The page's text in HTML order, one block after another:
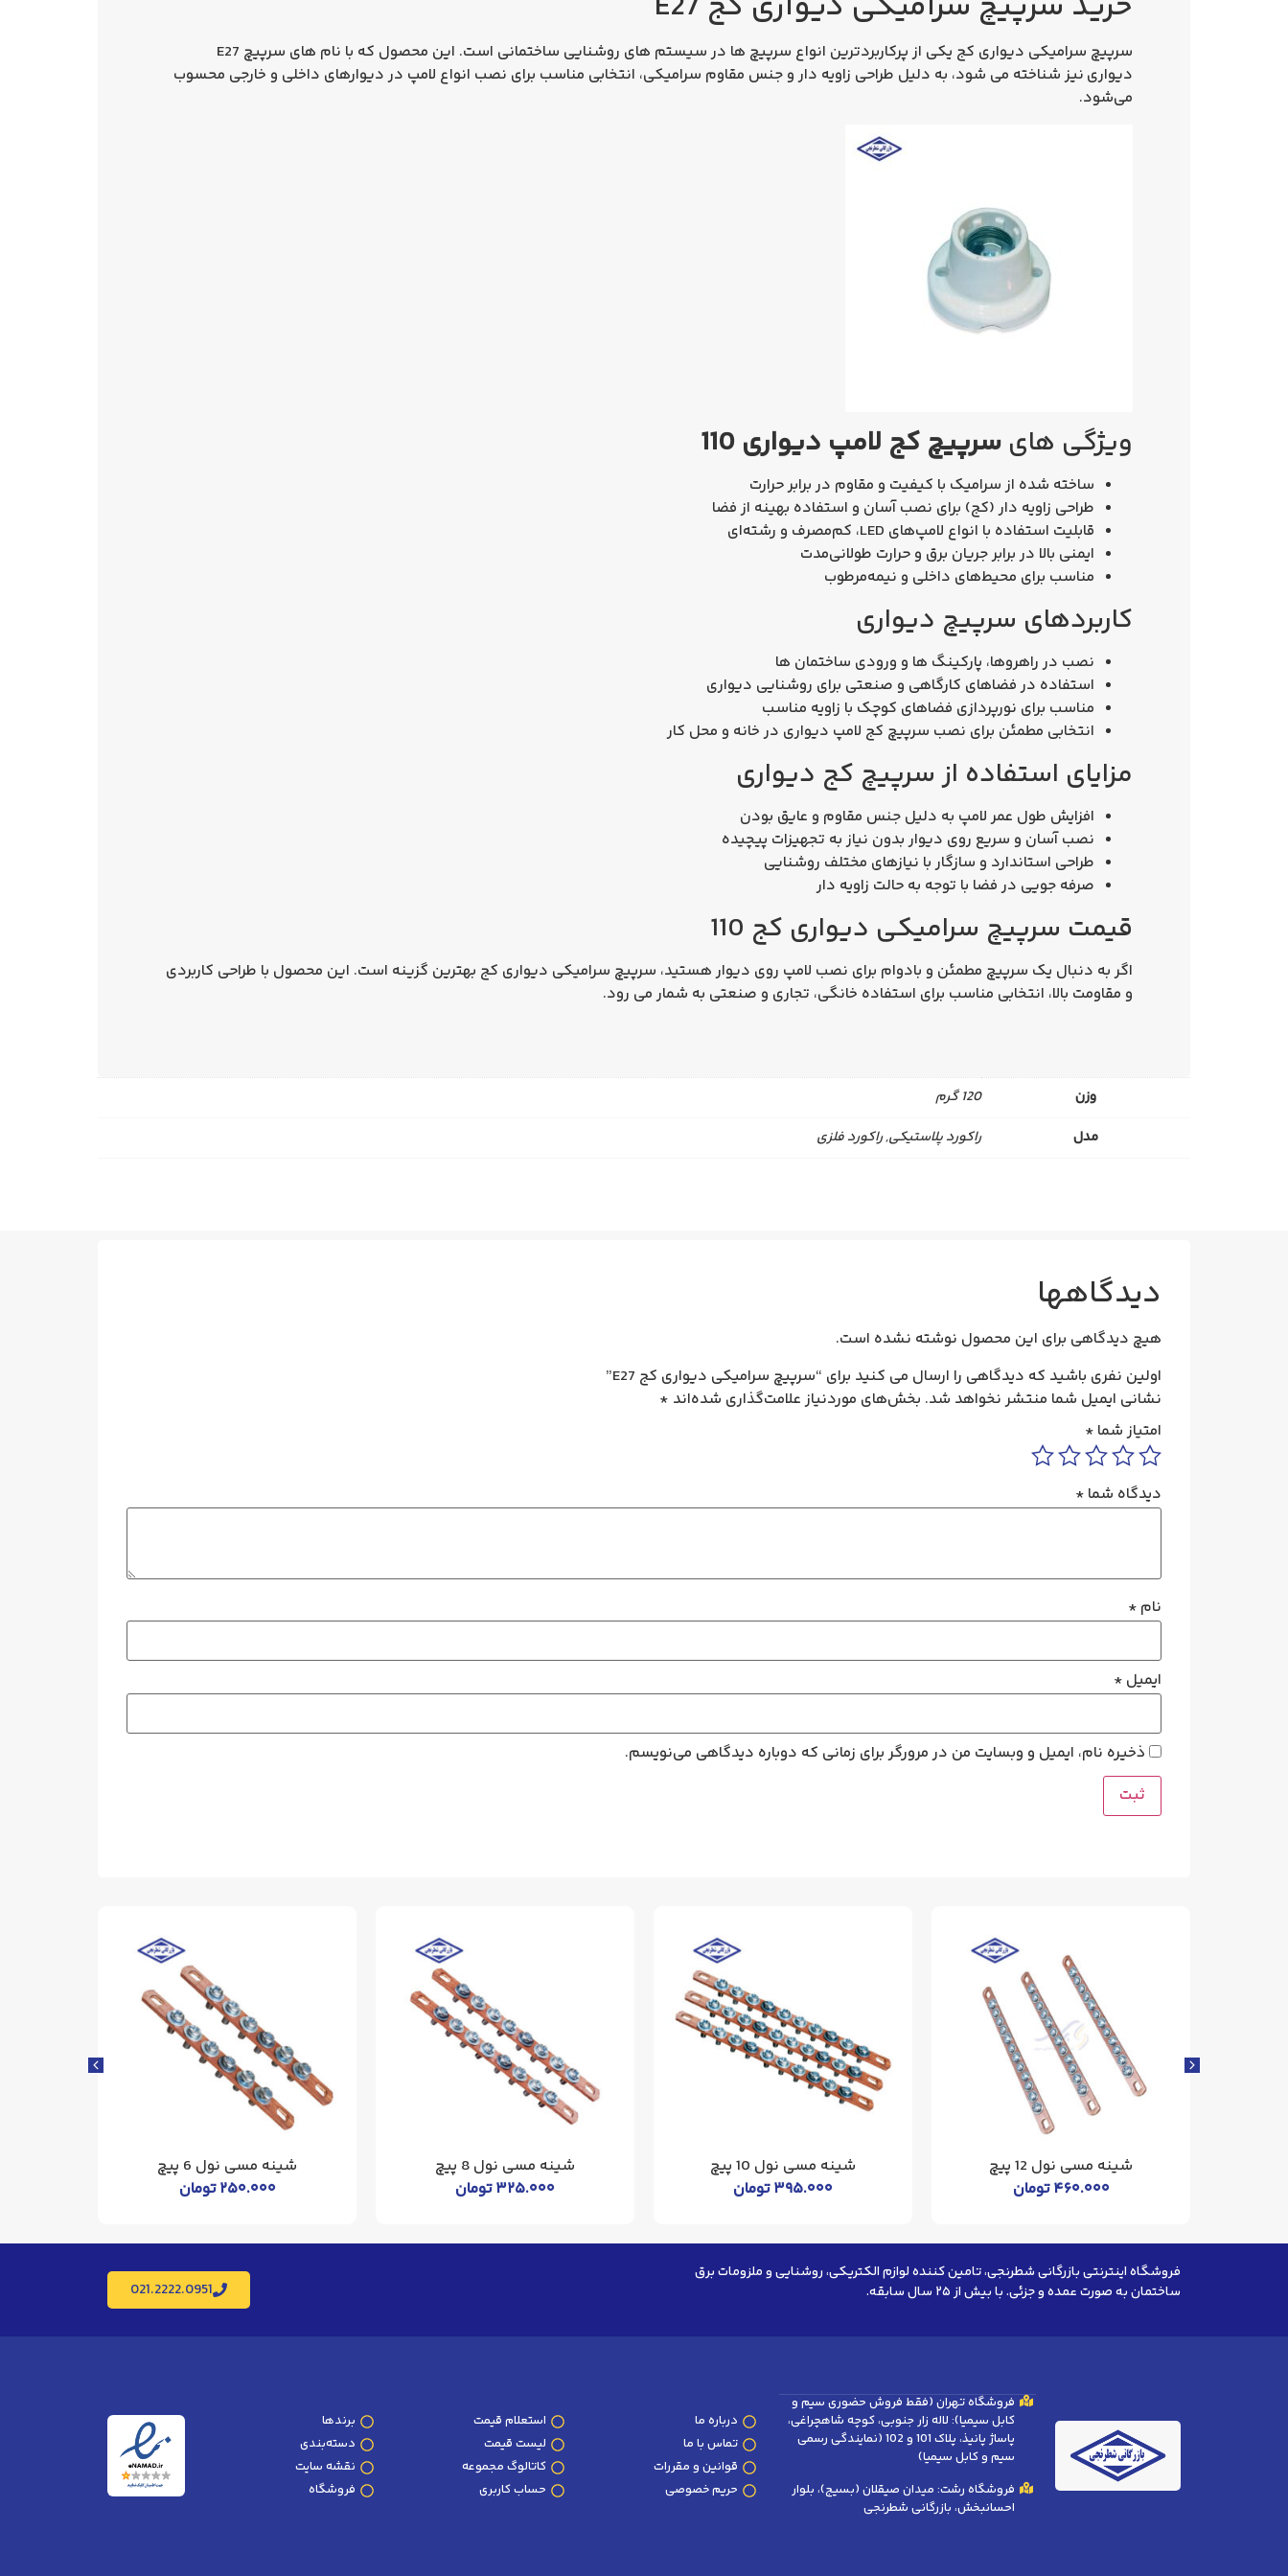
سرپیچ سرامیکی دیواری کج یکی از پرکاربردترین انواع سرپیچ‌ ها در سیستم‌ های روشنایی ساختمانی است. این محصول که با نام‌ های
سرپیچ E27
دیواری نیز شناخته می‌ شود، به دلیل طراحی زاویه‌ دار و جنس مقاوم سرامیکی، انتخابی مناسب برای نصب انواع لامپ در دیوارهای داخلی و خارجی محسوب
می‌شود.
ویژگی‌ های سرپیچ کج لامپ دیواری 110
ساخته‌ شده از سرامیک با کیفیت و مقاوم در برابر حرارت
طراحی زاویه‌ دار (کج) برای نصب آسان و استفاده بهینه از فضا
قابلیت استفاده با انواع لامپ‌های LED، کم‌مصرف و رشته‌ای
ایمنی بالا در برابر جریان برق و حرارت طولانی‌مدت
مناسب برای محیط‌های داخلی و نیمه‌مرطوب
کاربردهای سرپیچ دیواری
نصب در راهروها، پارکینگ‌ ها و ورودی ساختمان‌ ها
استفاده در فضاهای کارگاهی و صنعتی برای روشنایی دیواری
مناسب برای نورپردازی فضاهای کوچک با زاویه مناسب
انتخابی مطمئن برای نصب سرپیچ کج لامپ دیواری در خانه و محل کار
مزایای استفاده از سرپیچ کج دیواری
افزایش طول عمر لامپ به دلیل جنس مقاوم و عایق بودن
نصب آسان و سریع روی دیوار بدون نیاز به تجهیزات پیچیده
طراحی استاندارد و سازگار با نیازهای مختلف روشنایی
صرفه‌ جویی در فضا با توجه به حالت زاویه‌ دار
قیمت سرپیچ سرامیکی دیواری کج 110
اگر به دنبال یک سرپیچ مطمئن و بادوام برای نصب لامپ روی دیوار هستید، سرپیچ سرامیکی دیواری کج بهترین گزینه است. این محصول با طراحی کاربردی
و مقاومت بالا، انتخابی مناسب برای استفاده خانگی، تجاری و صنعتی به شمار می‌ رود.
وزن
120 گرم
مدل
راکورد پلاستیکی, راکورد فلزی
دیدگاهها
هیچ دیدگاهی برای این محصول نوشته نشده است.
اولین نفری باشید که دیدگاهی را ارسال می کنید برای “سرپیچ سرامیکی دیواری کج E27”
نشانی ایمیل شما منتشر نخواهد شد. بخش‌های موردنیاز علامت‌گذاری شده‌اند *
امتیاز شما *
دیدگاه شما *
نام *
ایمیل *
ذخیره نام، ایمیل و وبسایت من در مرورگر برای زمانی که دوباره دیدگاهی می‌نویسم.
شینه مسی نول 12 پیچ
۴۶۰.۰۰۰تومان
شینه مسی نول 10 پیچ
۳۹۵.۰۰۰تومان
شینه مسی نول 8 پیچ
۳۲۵.۰۰۰تومان
شینه مسی نول 6 پیچ
۲۵۰.۰۰۰تومان
فروشگاه اینترنتی بازرگانی شطرنجی، تامین کننده لوازم الکتریکی، روشنایی و ملزومات برق
ساختمان به صورت عمده و جزئی. با بیش از ۲۵ سال سابقه.
021.2222.0951
فروشگاه تهران (فقط فروش حضوری سیم و
کابل سیمیا): لاله زار جنوبی، کوچه شاهچراغی،
پاساژ پانیذ، پلاک 101 و 102 (نمایندگی رسمی
سیم و کابل سیمیا)
فروشگاه رشت: میدان صیقلان (بسیج)، بلوار
احسانبخش، بازرگانی شطرنجی
درباره ما
تماس با ما
قوانین و مقررات
حریم خصوصی
استعلام قیمت
لیست قیمت
کاتالوگ مجموعه
حساب کاربری
برندها
دسته‌بندی
نقشه سایت
فروشگاه